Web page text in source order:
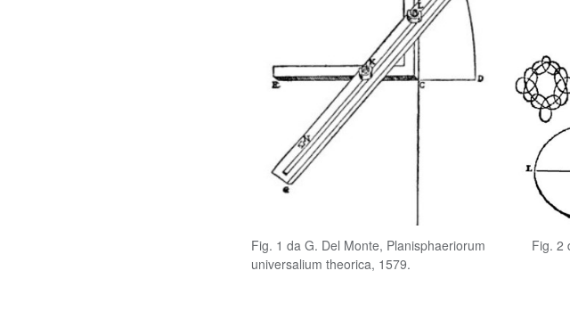
Fig. 1 da G. Del Monte, Planisphaeriorum Fig. 2 da
universalium theorica, 1579.